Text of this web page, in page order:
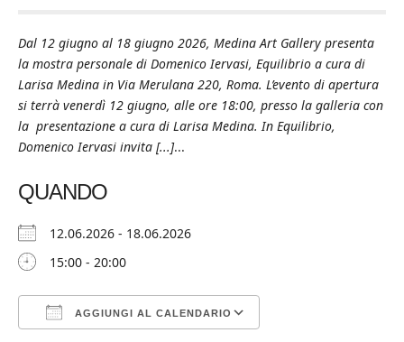
Dal 12 giugno al 18 giugno 2026, Medina Art Gallery presenta
la mostra personale di Domenico Iervasi, Equilibrio a cura di
Larisa Medina in Via Merulana 220, Roma. L’evento di apertura
si terrà venerdì 12 giugno, alle ore 18:00, presso la galleria con
la presentazione a cura di Larisa Medina. In Equilibrio,
Domenico Iervasi invita [...]...
QUANDO
12.06.2026 - 18.06.2026
15:00 - 20:00
AGGIUNGI AL CALENDARIO